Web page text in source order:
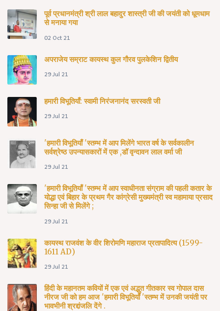
पूर्व प्रधानमंत्री श्री लाल बहादुर शास्त्री जी की जयंती को धूमधाम
से मनाया गया
02 Oct 21
अपराजेय सम्राट कायस्थ कुल गौरव पुलकेशिन द्वितीय
29 Jul 21
हमारी विभूतियाँ: स्वामी निरंजनानंद सरस्वती जी
29 Jul 21
'हमारी विभूतियाँ 'स्तम्भ में आप मिलेंगे भारत वर्ष के सर्वकालीन
सर्वश्रेष्ठ उपन्यासकारों में एक ,डॉ वृन्दावन लाल वर्मा जी
29 Jul 21
'हमारी विभूतियाँ 'स्तम्भ में आप स्वाधीनता संग्राम की पहली कतार के
योद्धा एवं बिहार के प्रथम गैर कांग्रेसी मुख्यमंत्री स्व महामाया प्रसाद
सिन्हा जी से मिलेंगे ;
29 Jul 21
कायस्थ राजवंश के वीर शिरोमणि महाराज प्रतापादित्य (1599-
1611 AD)
29 Jul 21
हिंदी के महानतम कवियों में एक एवं अद्भुत गीतकार स्व गोपाल दास
नीरज जी को हम आज 'हमारी विभूतियाँ 'स्तम्भ में उनकी जयंती पर
भावभीनी श्रद्दांजलि देंगे .